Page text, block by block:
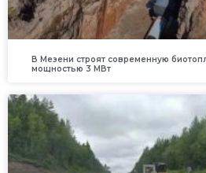
В Мезени строят современную
мощностью 3 МВт